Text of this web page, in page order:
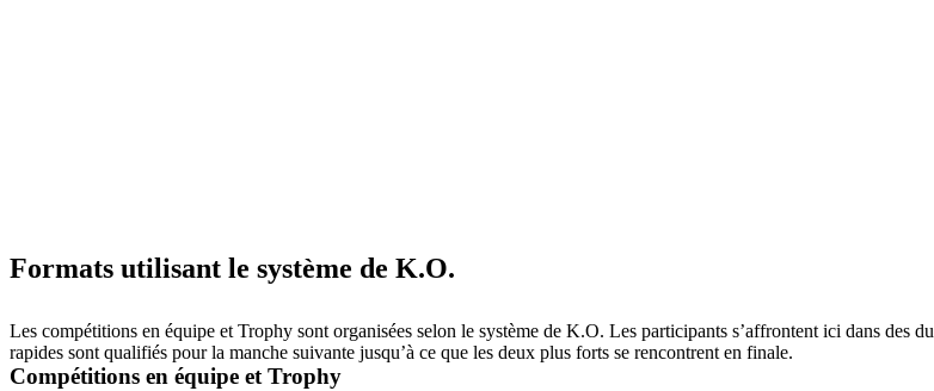
Formats utilisant le système de K.O.
Les compétitions en équipe et Trophy sont organisées selon le système de K.O. Les participants s’affrontent ici dans des
rapides sont qualifiés pour la manche suivante jusqu’à ce que les deux plus forts se rencontrent en finale.
Compétitions en équipe et Trophy